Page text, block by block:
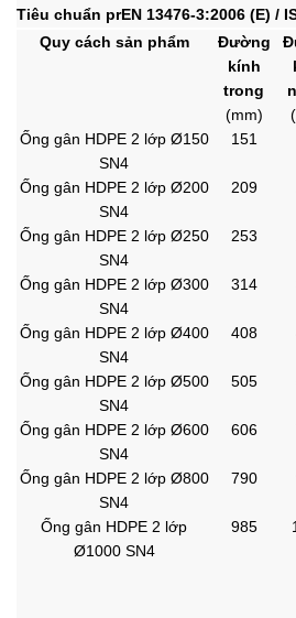
Tiêu chuẩn prEN 13476-3:2006 (E) /
Quy cách sản phẩm
Đường
kính
trong
(mm)
Ống gân HDPE 2 lớp Ø150
SN4
151
Ống gân HDPE 2 lớp Ø200
SN4
209
Ống gân HDPE 2 lớp Ø250
SN4
253
Ống gân HDPE 2 lớp Ø300
SN4
314
Ống gân HDPE 2 lớp Ø400
SN4
408
Ống gân HDPE 2 lớp Ø500
SN4
505
Ống gân HDPE 2 lớp Ø600
SN4
606
Ống gân HDPE 2 lớp Ø800
SN4
790
Ống gân HDPE 2 lớp
Ø1000 SN4
985